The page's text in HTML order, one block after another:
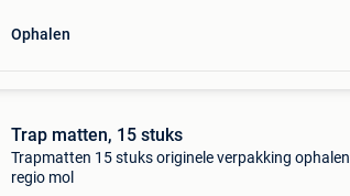
Ophalen
Trap matten, 15 stuks
Trapmatten 15 stuks originele verpakking ophalen
regio mol